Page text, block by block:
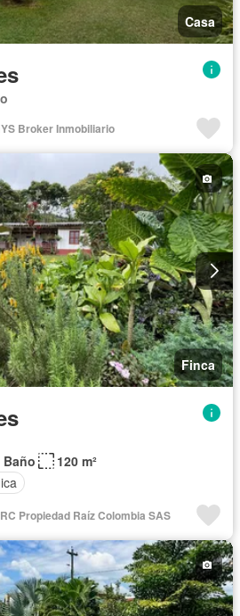
Casa
Broker Inmobiliario
Finca
Baño
120 m²
Propiedad Raíz Colombia SAS